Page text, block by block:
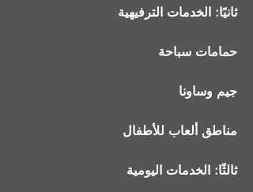
ثانيًا: الخدمات الترفيهية
حمامات سباحة
جيم وساونا
مناطق ألعاب للأطفال
ثالثًا: الخدمات اليومية